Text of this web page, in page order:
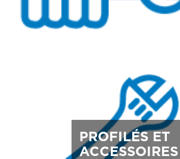
PROFILÉS ET
ACCESSOIRES